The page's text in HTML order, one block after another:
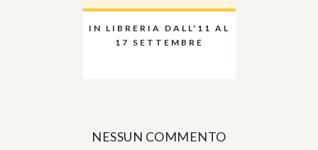
IN LIBRERIA DALL'11 AL
17 SETTEMBRE
NESSUN COMMENTO